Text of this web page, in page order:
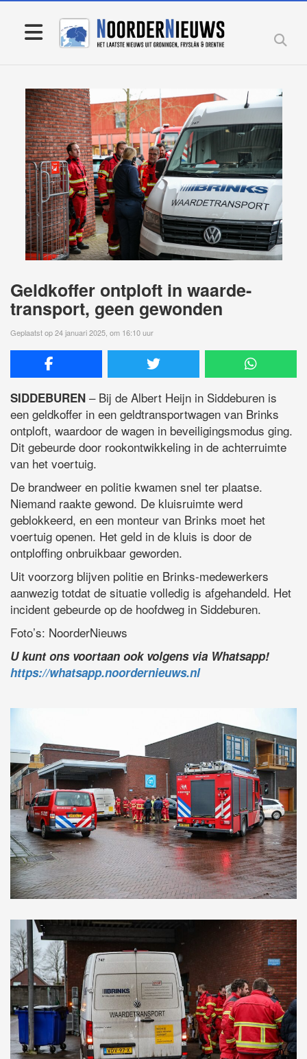
Geldkoffer ontploft in waarde-
transport, geen gewonden
Geplaatst op 24 januari 2025, om 16:10 uur
SIDDEBUREN – Bij de Albert Heijn in Siddeburen is
een geldkoffer in een geldtransportwagen van Brinks
ontploft, waardoor de wagen in beveiligingsmodus ging.
Dit gebeurde door rookontwikkeling in de achterruimte
van het voertuig.
De brandweer en politie kwamen snel ter plaatse.
Niemand raakte gewond. De kluisruimte werd
geblokkeerd, en een monteur van Brinks moet het
voertuig openen. Het geld in de kluis is door de
ontploffing onbruikbaar geworden.
Uit voorzorg blijven politie en Brinks-medewerkers
aanwezig totdat de situatie volledig is afgehandeld. Het
incident gebeurde op de hoofdweg in Siddeburen.
Foto’s: NoorderNieuws
U kunt ons voortaan ook volgens via Whatsapp!
https://whatsapp.noordernieuws.nl